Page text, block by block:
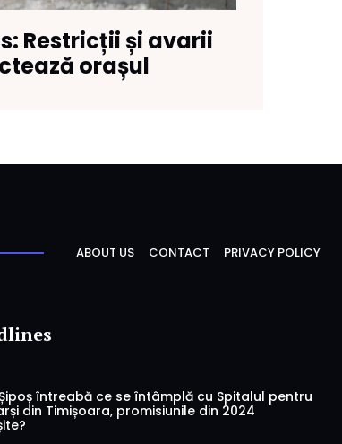
Restricții și avarii
orașul
ABOUT US CONTACT PRIVACY POLICY
întreabă ce se întâmplă cu Spitalul pentru
din Timișoara, promisiunile din 2024